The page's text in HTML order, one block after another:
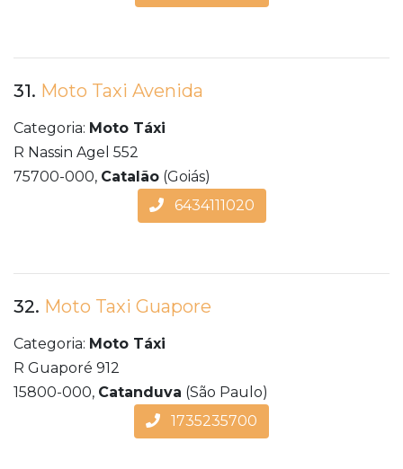
31. Moto Taxi Avenida
Categoria: Moto Táxi
R Nassin Agel 552
75700-000, Catalão (Goiás)
6434111020
32. Moto Taxi Guapore
Categoria: Moto Táxi
R Guaporé 912
15800-000, Catanduva (São Paulo)
1735235700